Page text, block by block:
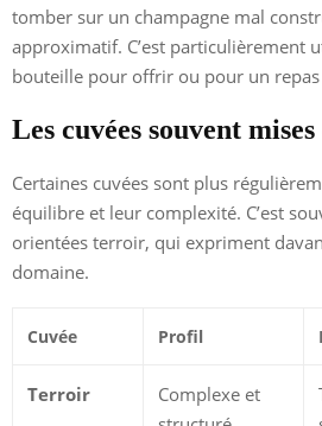
tomber sur un champagne mal
approximatif. C’est particulièrement
bouteille pour offrir ou pour un
Les cuvées souvent
Certaines cuvées sont plus
équilibre et leur complexité. C’est
orientées terroir, qui expriment
domaine.
Cuvée Profil
Terroir
Complexe et